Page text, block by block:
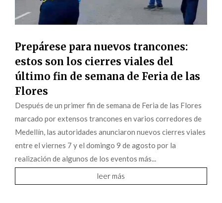
Prepárese para nuevos trancones:
estos son los cierres viales del
último fin de semana de Feria de las
Flores
Después de un primer fin de semana de Feria de las Flores
marcado por extensos trancones en varios corredores de
Medellín, las autoridades anunciaron nuevos cierres viales
entre el viernes 7 y el domingo 9 de agosto por la
realización de algunos de los eventos más...
leer más